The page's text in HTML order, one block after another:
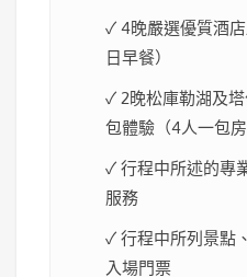
✓ 4晚嚴選優質酒
日早餐）
✓ 2晚松庫勒湖及
包體驗（4人一包房
✓ 行程中所述的專
服務
✓ 行程中所列景點
入場門票